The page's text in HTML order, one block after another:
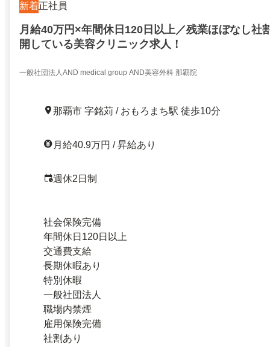
新着正社員
月給40万円×年間休日120日以上／残業ほぼなし社
開している美容クリニック求人！
一般社団法人AND medical group AND美容外科 那覇院
那覇市 字銘苅 / おもろまち駅 徒歩10分
月給40.9万円 / 昇給あり
週休2日制
社会保険完備
年間休日120日以上
交通費支給
長期休暇あり
特別休暇
一般社団法人
職場内禁煙
雇用保険完備
社割あり